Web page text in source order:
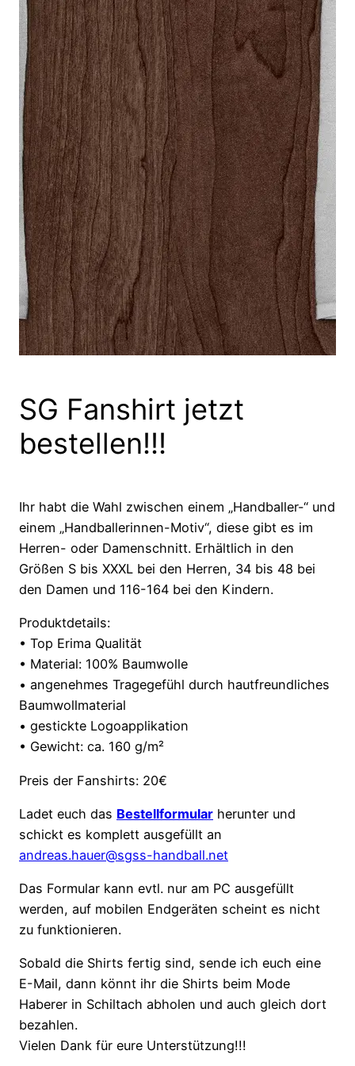
SG Fanshirt jetzt
bestellen!!!
Ihr habt die Wahl zwischen einem „Handballer-“ und
einem „Handballerinnen-Motiv“, diese gibt es im
Herren- oder Damenschnitt. Erhältlich in den
Größen S bis XXXL bei den Herren, 34 bis 48 bei
den Damen und 116-164 bei den Kindern.
Produktdetails:
• Top Erima Qualität
• Material: 100% Baumwolle
• angenehmes Tragegefühl durch hautfreundliches
Baumwollmaterial
• gestickte Logoapplikation
• Gewicht: ca. 160 g/m²
Preis der Fanshirts: 20€
Ladet euch das Bestellformular herunter und
schickt es komplett ausgefüllt an
andreas.hauer@sgss-handball.net
Das Formular kann evtl. nur am PC ausgefüllt
werden, auf mobilen Endgeräten scheint es nicht
zu funktionieren.
Sobald die Shirts fertig sind, sende ich euch eine
E-Mail, dann könnt ihr die Shirts beim Mode
Haberer in Schiltach abholen und auch gleich dort
bezahlen.
Vielen Dank für eure Unterstützung!!!